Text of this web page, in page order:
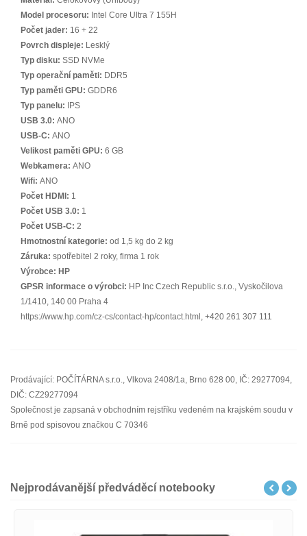
Model procesoru: Intel Core Ultra 7 155H
Počet jader: 16 + 22
Povrch displeje: Lesklý
Typ disku: SSD NVMe
Typ operační paměti: DDR5
Typ paměti GPU: GDDR6
Typ panelu:
IPS
USB 3.0: ANO
USB-C: ANO
Velikost paměti GPU: 6 GB
Webkamera: ANO
Wifi: ANO
Počet HDMI: 1
Počet USB 3.0: 1
Počet USB-C: 2
Hmotnostní kategorie: od 1,5 kg do 2 kg
Záruka: spotřebitel 2 roky, firma 1 rok
Výrobce: HP
GPSR informace o výrobci: HP Inc Czech Republic s.r.o., Vyskočilova
1/1410, 140 00 Praha 4
https://www.hp.com/cz-cs/contact-hp/contact.html, +420 261 307 111
Prodávající: POČÍTÁRNA s.r.o., Vlkova 2408/1a, Brno 628 00, IČ: 29277094,
DIČ: CZ29277094
Společnost je zapsaná v obchodním rejstříku vedeném na krajském soudu v
Brně pod spisovou značkou C 70346
Nejprodávanější předváděcí notebooky